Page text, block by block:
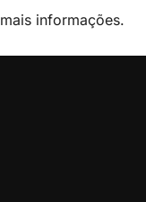
informações.